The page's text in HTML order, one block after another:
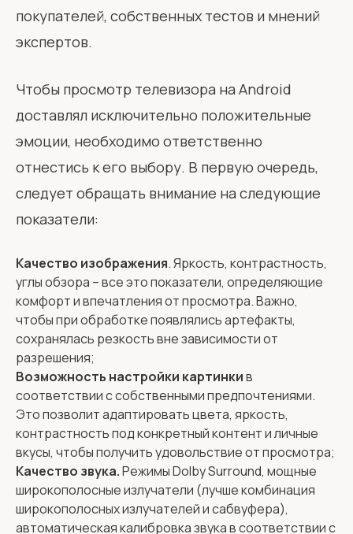
покупателей, собственных тестов и мнений
экспертов.
Чтобы просмотр телевизора на Android
доставлял исключительно положительные
эмоции, необходимо ответственно
отнестись к его выбору. В первую очередь,
следует обращать внимание на следующие
показатели:
Качество изображения. Яркость, контрастность,
углы обзора – все это показатели, определяющие
комфорт и впечатления от просмотра. Важно,
чтобы при обработке появлялись артефакты,
сохранялась резкость вне зависимости от
разрешения;
Возможность настройки картинкив
соответствии с собственными предпочтениями.
Это позволит адаптировать цвета, яркость,
контрастность под конкретный контент и личные
вкусы, чтобы получить удовольствие от просмотра;
Качество звука.Режимы Dolby Surround, мощные
широкополосные излучатели (лучше комбинация
широкополосных излучателей и сабвуфера),
автоматическая калибровка звука в соответствии с